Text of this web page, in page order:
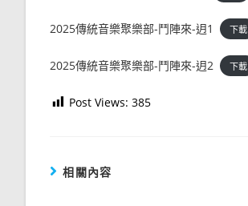
2025傳統音樂聚樂部-鬥陣來-迌1 下載
2025傳統音樂聚樂部-鬥陣來-迌2 下載
Post Views: 385
相關內容